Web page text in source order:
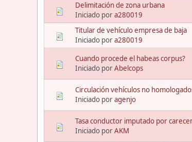
Delimitación de zona urbana
Iniciado pora280019
Titular de vehículo empresa de baja
Iniciado pora280019
Cuando procede el habeas corpus?
Iniciado porAbelcops
Circulación vehículos no
Iniciado poragenjo
Tasa conductor imputado por
Iniciado porAKM